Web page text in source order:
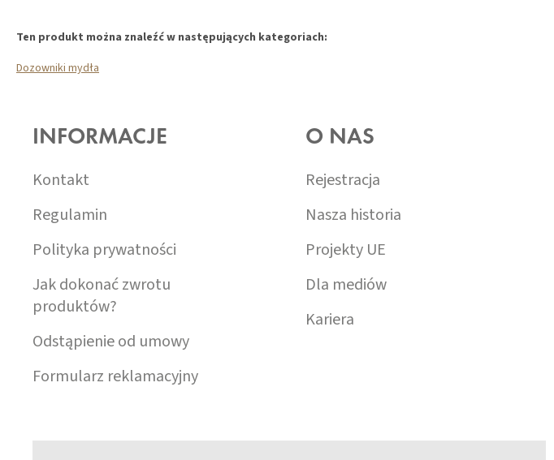
Ten produkt można znaleźć w następujących kategoriach:
Dozowniki mydła
INFORMACJE
Kontakt
Regulamin
Polityka prywatności
Jak dokonać zwrotu
produktów?
Odstąpienie od umowy
Formularz reklamacyjny
O NAS
Rejestracja
Nasza historia
Projekty UE
Dla mediów
Kariera